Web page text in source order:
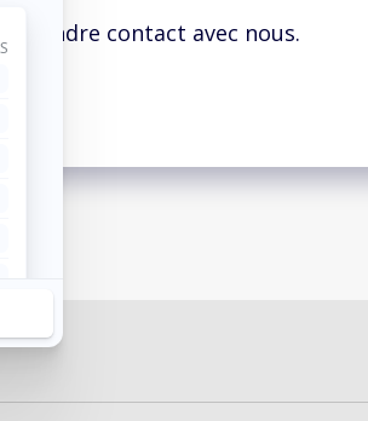
prendre contact avec nous.